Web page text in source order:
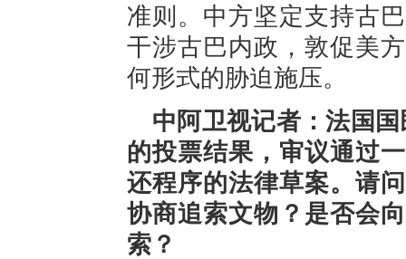
准则。中方坚定支持古
干涉古巴内政，敦促美
何形式的胁迫施压。
中阿卫视记者：法国
的投票结果，审议通过
还程序的法律草案。请
协商追索文物？是否会
索？